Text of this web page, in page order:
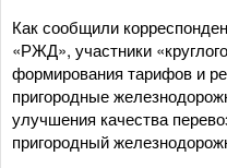
Как сообщили
«РЖД», участники
формирования тарифов и
пригородные
улучшения качества
пригородный